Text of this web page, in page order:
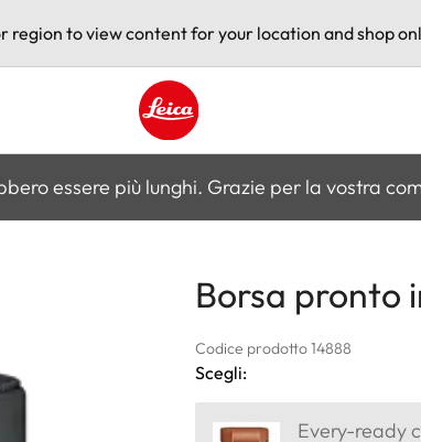
region to view content for your location and shop
Leica logo - Home
essere più lunghi. Grazie per la vostra
Borsa pronto
Codice prodotto 14888
Scegli:
Every-ready